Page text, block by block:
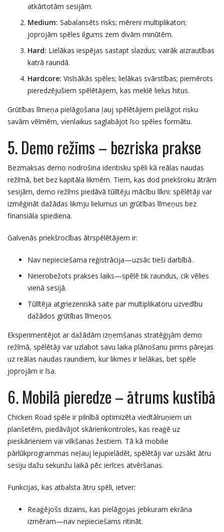
atkārtotām sesijām.
Medium: Sabalansēts risks; mēreni multiplikatori;
joprojām spēles ilgums zem divām minūtēm.
Hard: Lielākas iespējas sastapt slazdus; vairāk aizrautības
katrā raundā.
Hardcore: Visīsākās spēles; lielākas svārstības; piemērots
pieredzējušiem spēlētājiem, kas meklē lielus hitus.
Grūtības līmeņa pielāgošana ļauj spēlētājiem pielāgot risku
savām vēlmēm, vienlaikus saglabājot īso spēles formātu.
5. Demo režīms – bezriska prakse
Bezmaksas demo nodrošina identisku spēli kā reālas naudas
režīmā, bet bez kapitāla likmēm. Tiem, kas dod priekšroku ātrām
sesijām, demo režīms piedāvā tūlītēju mācību līkni: spēlētāji var
izmēģināt dažādas likmju lielumus un grūtības līmeņus bez
finansiāla spiediena.
Galvenās priekšrocības ātrspēlētājiem ir:
Nav nepieciešama reģistrācija—uzsāc tieši darbībā.
Neierobežots prakses laiks—spēlē tik raundus, cik vēlies
vienā sesijā.
Tūlītēja atgriezeniskā saite par multiplikatoru uzvedību
dažādos grūtības līmeņos.
Eksperimentējot ar dažādām izņemšanas stratēģijām demo
režīmā, spēlētāji var uzlabot savu laika plānošanu pirms pārejas
uz reālas naudas raundiem, kur likmes ir lielākas, bet spēle
joprojām ir īsa.
6. Mobilā pieredze – ātrums kustībā
Chicken Road spēle ir pilnībā optimizēta viedtālruņiem un
planšetēm, piedāvājot skārienkontroles, kas reaģē uz
pieskārieniem vai vilkšanas žestiem. Tā kā mobilie
pārlūkprogrammas neļauj lejupielādēt, spēlētāji var uzsākt ātru
sesiju dažu sekunžu laikā pēc ierīces atvēršanas.
Funkcijas, kas atbalsta ātru spēli, ietver:
Reaģējošs dizains, kas pielāgojas jebkuram ekrāna
izmēram—nav nepieciešams ritināt.